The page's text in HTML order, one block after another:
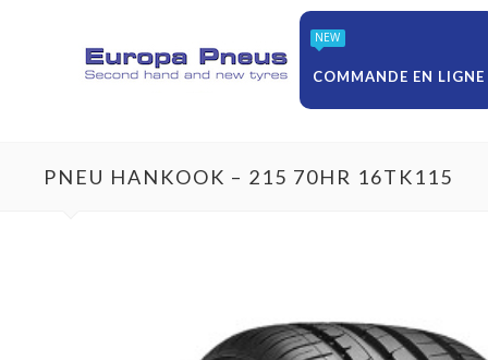
NEW
COMMANDE EN LIGNE
PNEU HANKOOK – 215 70HR 16TK115